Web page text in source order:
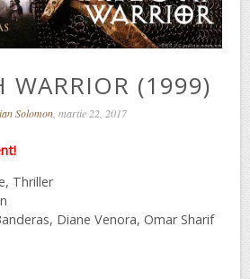
WARRIOR (1999)
Solomon , martie 22, 2017
Thriller
Diane Venora, Omar Sharif